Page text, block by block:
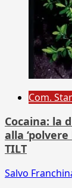
Com.
Cocaina: la
alla
TILT
Salvo